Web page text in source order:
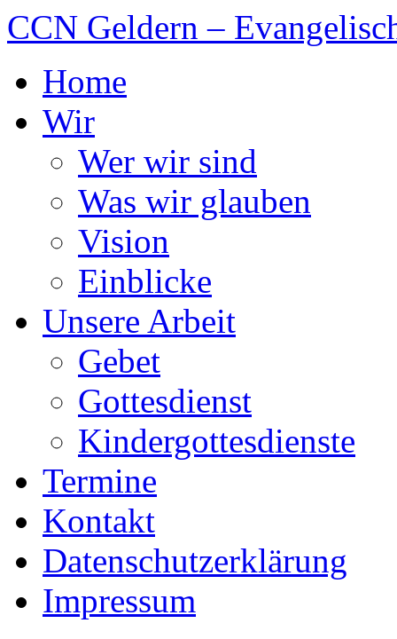
CCN Geldern –
Home
Wir
Wer wir sind
Was wir glauben
Vision
Einblicke
Unsere Arbeit
Gebet
Gottesdienst
Kindergottesdienste
Termine
Kontakt
Datenschutzerklärung
Impressum